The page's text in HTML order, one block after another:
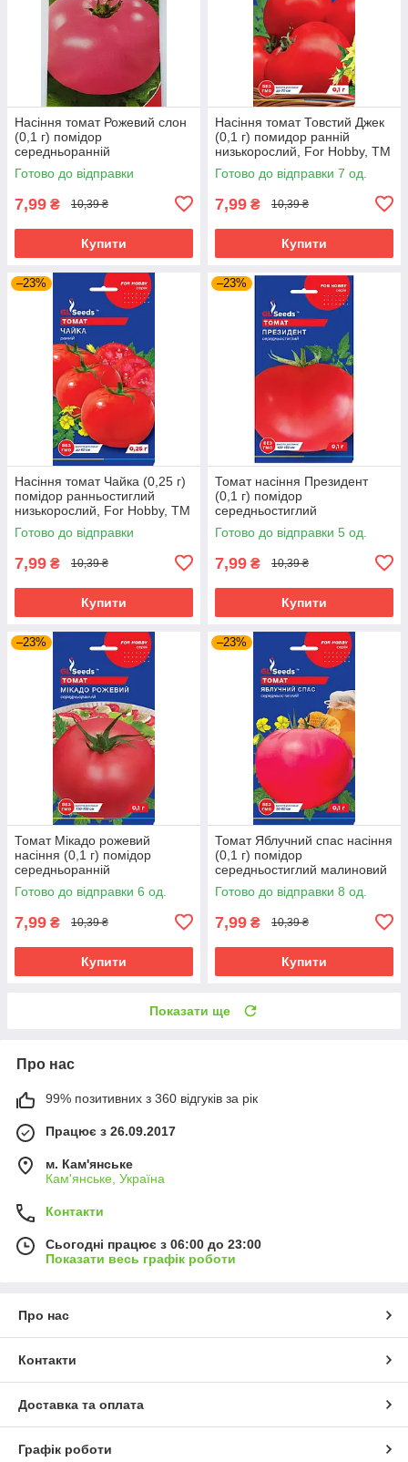
Насіння томат Рожевий слон
(0,1 г) помідор
середньоранній
високорослий, For Hobby, TM
GL Seeds
Готово до відправки
7,99 ₴ 10,39 ₴
Купити
Насіння томат Товстий Джек
(0,1 г) помидор ранній
низькорослий, For Hobby, TM
GL Seeds
Готово до відправки 7 од.
7,99 ₴ 10,39 ₴
Купити
–23%
Насіння томат Чайка (0,25 г)
помідор ранньостиглий
низькорослий, For Hobby, TM
GL Seeds
Готово до відправки
7,99 ₴ 10,39 ₴
Купити
–23%
Томат насіння Президент
(0,1 г) помідор
середньостиглий
високорослий, For Hobby, TM
GL Seeds
Готово до відправки 5 од.
7,99 ₴ 10,39 ₴
Купити
–23%
Томат Мікадо рожевий
насіння (0,1 г) помідор
середньоранній
високорослий, For Hobby, TM
GL Seeds
Готово до відправки 6 од.
7,99 ₴ 10,39 ₴
Купити
–23%
Томат Яблучний спас насіння
(0,1 г) помідор
середньостиглий малиновий
низькорослий, For Hobby, TM
GL Seeds
Готово до відправки 8 од.
7,99 ₴ 10,39 ₴
Купити
Показати ще
Про нас
99% позитивних з 360 відгуків за рік
Працює з 26.09.2017
м. Кам'янське
Кам'янське, Україна
Контакти
Сьогодні працює з 06:00 до 23:00
Показати весь графік роботи
Про нас
Контакти
Доставка та оплата
Графік роботи